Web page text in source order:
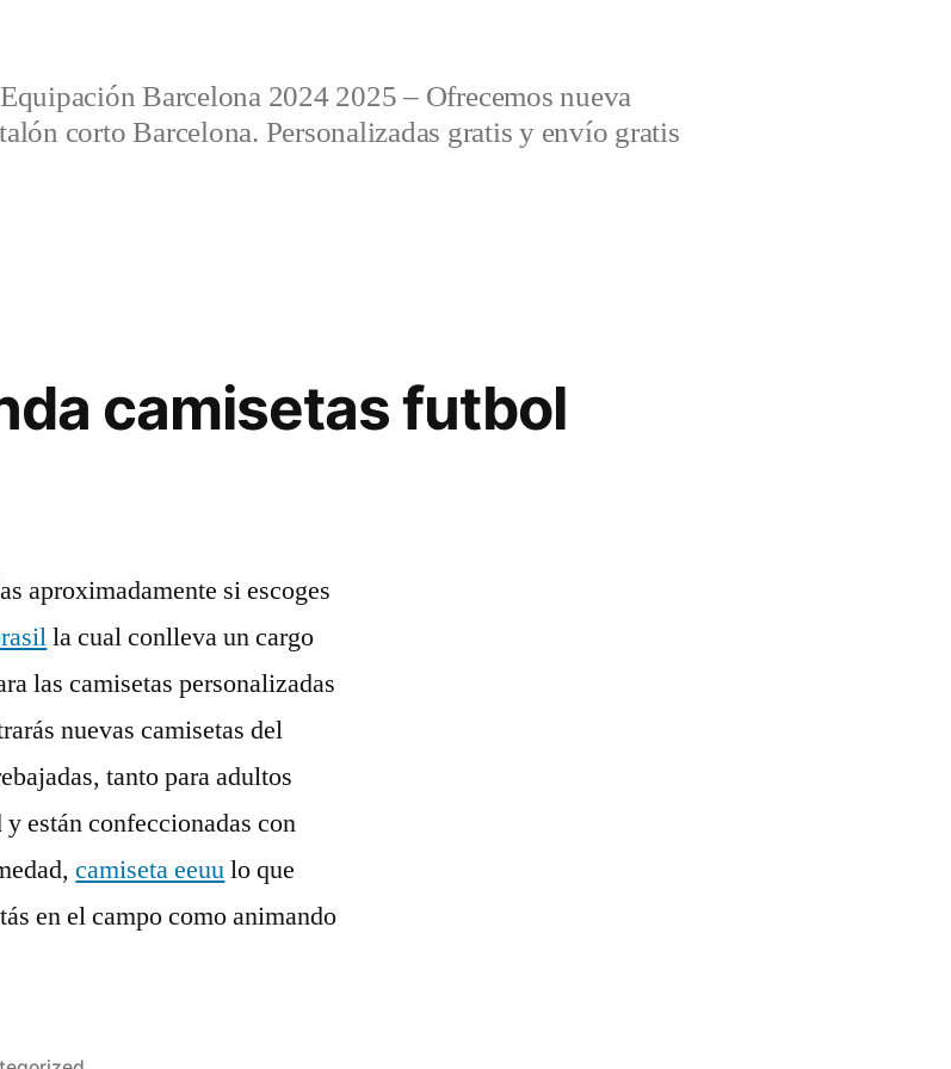
Equipación Barcelona 2024 2025 – Ofrecemos nueva
corto Barcelona. Personalizadas gratis y envío gratis
camisetas futbol
aproximadamente si escoges
la cual conlleva un cargo
las camisetas personalizadas
nuevas camisetas del
tanto para adultos
están confeccionadas con
camiseta eeuulo que
en el campo como animando